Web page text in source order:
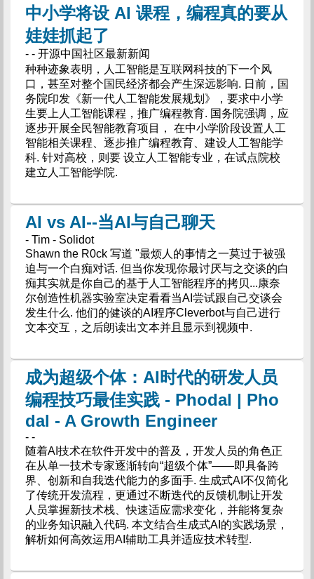
中小学将设 AI 课程，编程真的要从
娃娃抓起了
- - 开源中国社区最新新闻
种种迹象表明，人工智能是互联网科技的下一个风
口，甚至对整个国民经济都会产生深远影响. 日前，国
务院印发《新一代人工智能发展规划》，要求中小学
生要上人工智能课程，推广编程教育. 国务院强调，应
逐步开展全民智能教育项目， 在中小学阶段设置人工
智能相关课程、逐步推广编程教育、建设人工智能学
科. 针对高校，则要 设立人工智能专业，在试点院校
建立人工智能学院.
AI vs AI--当AI与自己聊天
- Tim - Solidot
Shawn the R0ck 写道 "最烦人的事情之一莫过于被强
迫与一个白痴对话. 但当你发现你最讨厌与之交谈的白
痴其实就是你自己的基于人工智能程序的拷贝...康奈
尔创造性机器实验室决定看看当AI尝试跟自己交谈会
发生什么. 他们的健谈的AI程序Cleverbot与自己进行
文本交互，之后朗读出文本并且显示到视频中.
成为超级个体：AI时代的研发人员
编程技巧最佳实践 - Phodal | Pho
dal - A Growth Engineer
- -
随着AI技术在软件开发中的普及，开发人员的角色正
在从单一技术专家逐渐转向“超级个体”——即具备跨
界、创新和自我迭代能力的多面手. 生成式AI不仅简化
了传统开发流程，更通过不断迭代的反馈机制让开发
人员掌握新技术栈、快速适应需求变化，并能将复杂
的业务知识融入代码. 本文结合生成式AI的实践场景，
解析如何高效运用AI辅助工具并适应技术转型.